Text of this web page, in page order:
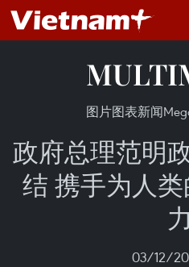
图片图表新闻
政府总理范明
结 携手为人
力
03/12/